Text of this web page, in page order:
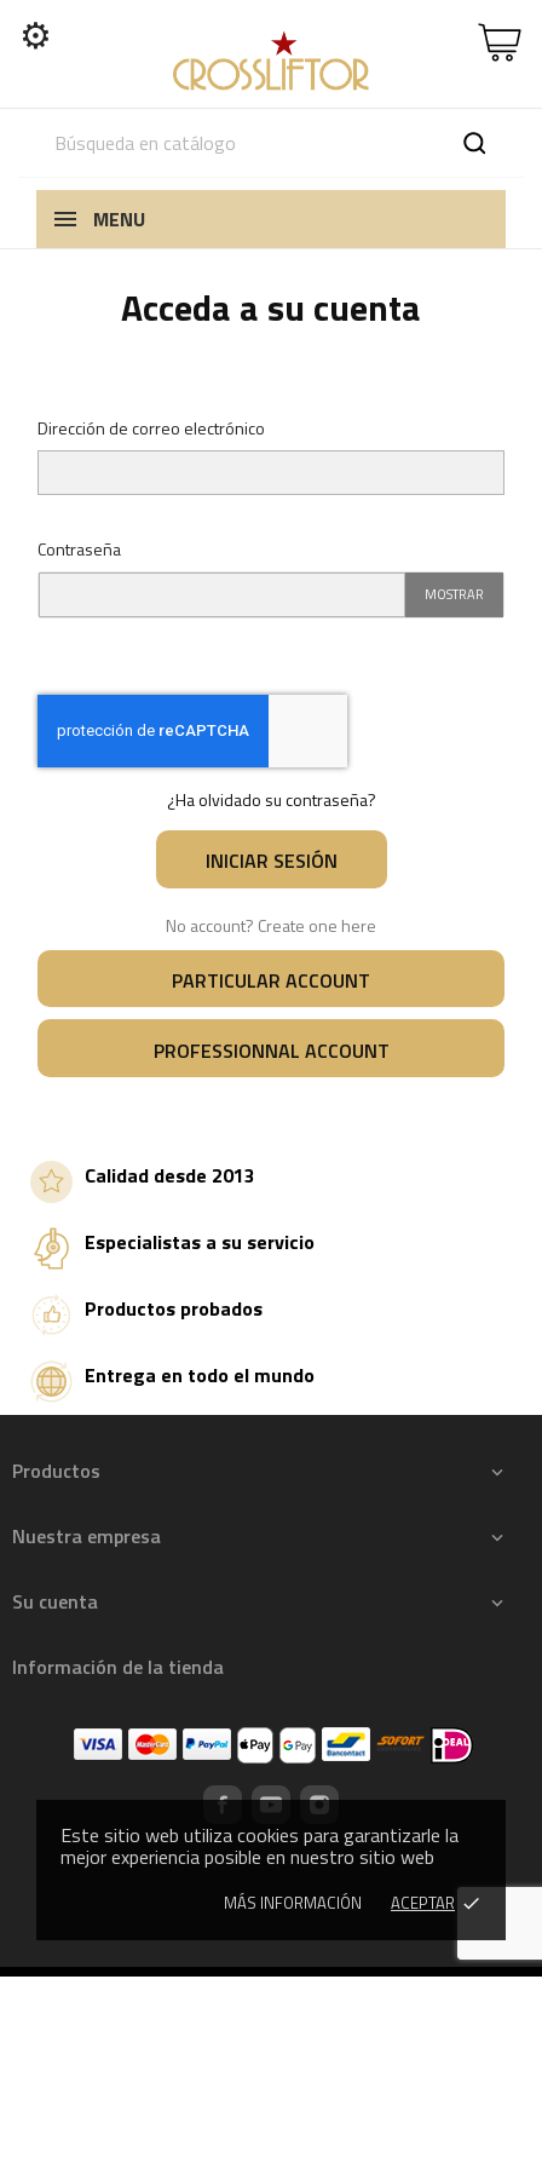
Este sitio web utiliza cookies para garantizarle la
mejor experiencia posible en nuestro sitio web
MÁS INFORMACIÓN ACEPTAR done
⚙
MENU
Acceda a su cuenta
Dirección de correo electrónico
Contraseña
MOSTRAR
¿Ha olvidado su contraseña?
INICIAR SESIÓN
No account? Create one here
PARTICULAR ACCOUNT
PROFESSIONNAL ACCOUNT
Calidad desde 2013
Especialistas a su servicio
Productos probados
Entrega en todo el mundo
Productos 
Nuestra empresa 
Su cuenta 
Información de la tienda